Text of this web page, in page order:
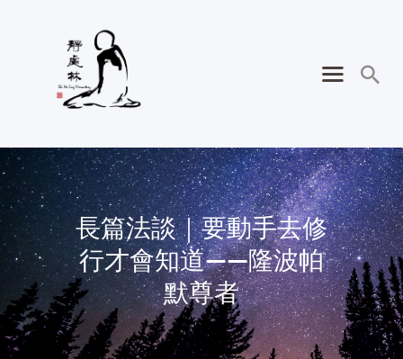
長篇法談｜要動手去修
行才會知道——隆波帕
默尊者